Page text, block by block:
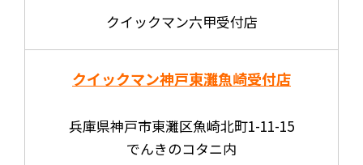
クイックマン六甲受付店
クイックマン神戸東灘魚崎受付店
兵庫県神戸市東灘区魚崎北町1-11-15
でんきのコタニ内